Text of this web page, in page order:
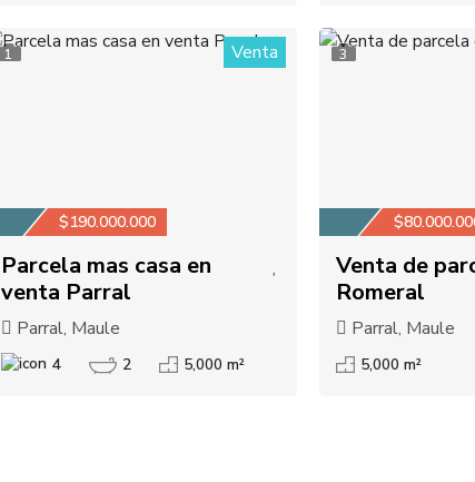
1 Venta
$190.000.000
Parcela mas casa en
venta Parral
Parral, Maule
4 2 5,000 m²
3
Venta de
Romeral
Parral, Maule
5,000 m²